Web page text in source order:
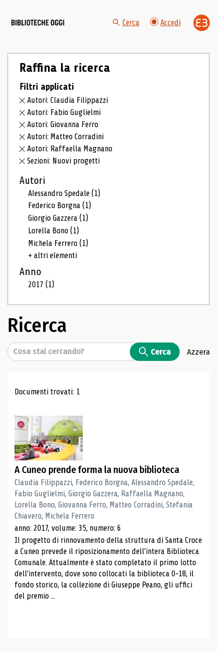
Cerca Accedi
Raffina la ricerca
Filtri applicati
Autori: Claudia Filippazzi
Autori: Fabio Guglielmi
Autori: Giovanna Ferro
Autori: Matteo Corradini
Autori: Raffaella Magnano
Sezioni: Nuovi progetti
Autori
Alessandro Spedale(1)
Federico Borgna(1)
Giorgio Gazzera(1)
Lorella Bono(1)
Michela Ferrero(1)
+ altri elementi
Anno
2017(1)
Ricerca
Cerca Cerca Azzera
Risultati di ricerca
Documenti trovati: 1
A Cuneo prende forma la nuova biblioteca
Claudia Filippazzi, Federico Borgna, Alessandro Spedale,
Fabio Guglielmi, Giorgio Gazzera, Raffaella Magnano,
Lorella Bono, Giovanna Ferro, Matteo Corradini, Stefania
Chiavero, Michela Ferrero
anno: 2017, volume: 35, numero: 6
Il progetto di rinnovamento della struttura di Santa Croce
a Cuneo prevede il riposizionamento dell'intera Biblioteca
Comunale. Attualmente è stato completato il primo lotto
dell'intervento, dove sono collocati la biblioteca 0-18, il
fondo storico, la collezione di Giuseppe Peano, gli uffici
del premio ...